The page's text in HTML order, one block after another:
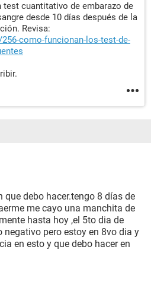
test cuantitativo de embarazo de
desde 10 días después de la
Revisa:
como-funcionan-los-test-de-
que debo hacer.tengo 8 días de
me cayo una manchita de
hasta hoy ,el 5to dia de
negativo pero estoy en 8vo dia y
en esto y que debo hacer en